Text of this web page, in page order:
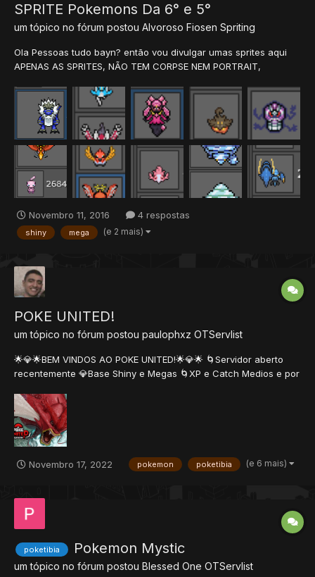
SPRITE Pokemons Da 6° e 5°
um tópico no fórum postou Alvoroso Fiosen Spriting
Ola Pessoas tudo bayn? então vou divulgar umas sprites aqui
APENAS AS SPRITES, NÃO TEM CORPSE NEM PORTRAIT,
fazendo uns bagui demorado que não recomendo fazer FOTOS:
DOWNLOAD:
http://www.4shared.com/zip/k3mRIdofba/SPRITES.html SCAN...
Novembro 11, 2016 4 respostas
shiny mega (e 2 mais)
POKE UNITED!
um tópico no fórum postou paulophxz OTServlist
🌟💎🌟BEM VINDOS AO POKE UNITED!🌟💎🌟 🌀Servidor aberto
recentemente 💎Base Shiny e Megas 🌀XP e Catch Medios e por
Recompensas por nível 💎Sistema de Helds T1 A T7 (incluindo
Luck) 🌀Sistema de Ditto/Shiny Ditto ❬🔒❭ Staff Dedicada ...
Novembro 17, 2022 pokemon poketibia (e 6 mais)
poketibia Pokemon Mystic
um tópico no fórum postou Blessed One OTServlist